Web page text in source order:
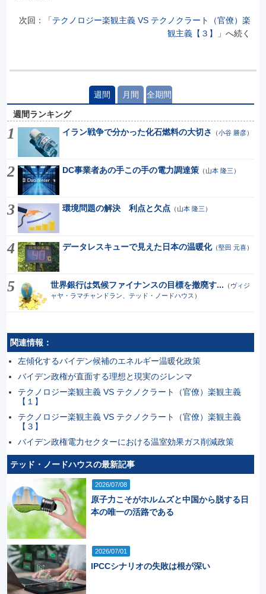
次回：「テクノロジー楽観主義 VS テクノクラート（官僚）楽
観主義【３】
」へ続く
週間 月間 全期間
週間ランキング
イラン戦争で分かった化石燃料の大切さ
（小谷 勝彦）
DC事業者あの手この手の電力調達策（山本 隆三 ）
環境問題の解決 利点と欠点 （山本 隆三 ）
データレスキューで見えた日本の温暖化（堅田 元喜）
世界銀行は気候ファイナンスの目標を撤廃す... （ ヴィジ
ャヤ・ラマチャンドラン、テッド・ノードハウス ）
関連情報：
左傾化するバイデン候補のエネルギー温暖化政策
バイデン政権が直面する理想と現実のジレンマ
テクノロジー楽観主義 VS テクノクラート（官僚）楽観主義
【１】
テクノロジー楽観主義 VS テクノクラート（官僚）楽観主義
【３】
バイデン政権電力セクターにおける温室効果ガス削減政策
テッド・ノードハウスの最新記事
2026/07/08
原子力こそがホルムズと中国から脱する日
本の唯一の活路である
2026/07/01
IPCCシナリオの失敗は根が深い